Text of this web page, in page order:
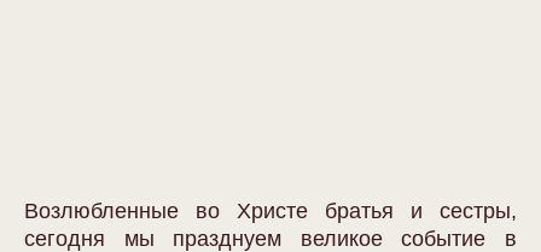
Возлюбленные во Христе братья и сестры,
сегодня мы празднуем великое событие в